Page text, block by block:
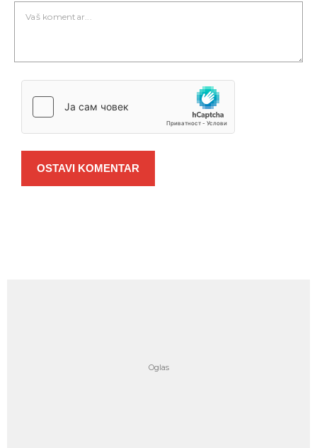
OSTAVI KOMENTAR